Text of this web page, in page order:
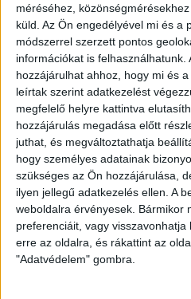
méréséhez,
küld. Az Ön engedélyével mi és a
módszerrel szerzett pontos
információkat is felhasználhatunk.
hozzájárulhat ahhoz, hogy mi és
leírtak szerint adatkezelést
megfelelő helyre kattintva
hozzájárulás megadása előtt
juthat, és megváltoztathatja
hogy személyes adatainak
szükséges az Ön hozzájárulása,
ilyen jellegű adatkezelés ellen. A
weboldalra érvényesek. Bármikor
preferenciáit, vagy
erre az oldalra, és rákattint az
"Adatvédelem" gombra.
Székesfehérvár, Eladó
Székesfehérvár, Eladó Családi
Szeged , Eladó Társasházi
Szeged, Eladó Családi ház
Sopron, Eladó Társasházi
Pápa, Eladó Társasházi lakás,